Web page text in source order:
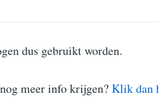
dus gebruikt worden.
meer info krijgen?Klik dan